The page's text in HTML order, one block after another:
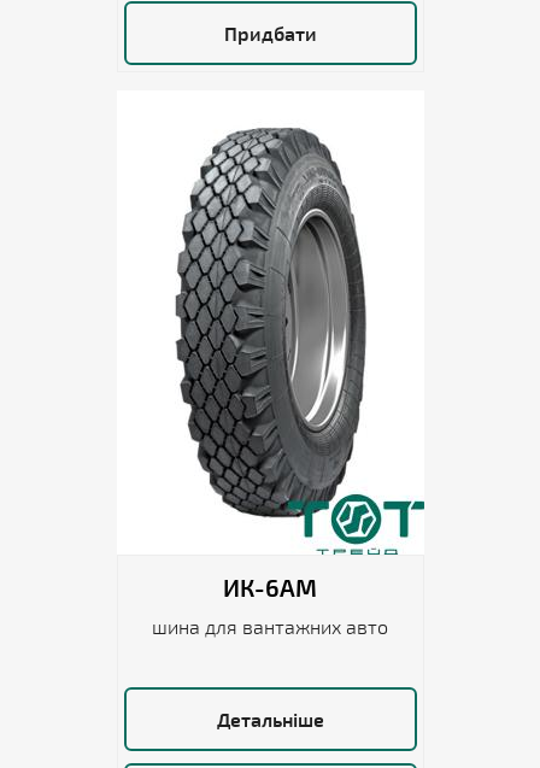
Придбати
ИК-6АМ
шина для вантажних авто
Детальніше